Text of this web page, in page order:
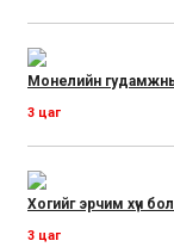
Монелийн
3 цаг
Хогийг эрчим хүч
3 цаг